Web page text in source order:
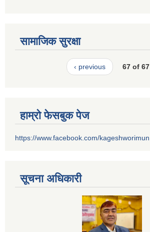
सामाजिक सुरक्षा
‹ previous 67 of 67
हाम्रो फेसबुक पेज
https://www.facebook.com/kageshworimun
सूचना अधिकारी